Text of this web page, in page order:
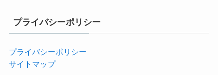
プライバシーポリシー
プライバシーポリシー
サイトマップ